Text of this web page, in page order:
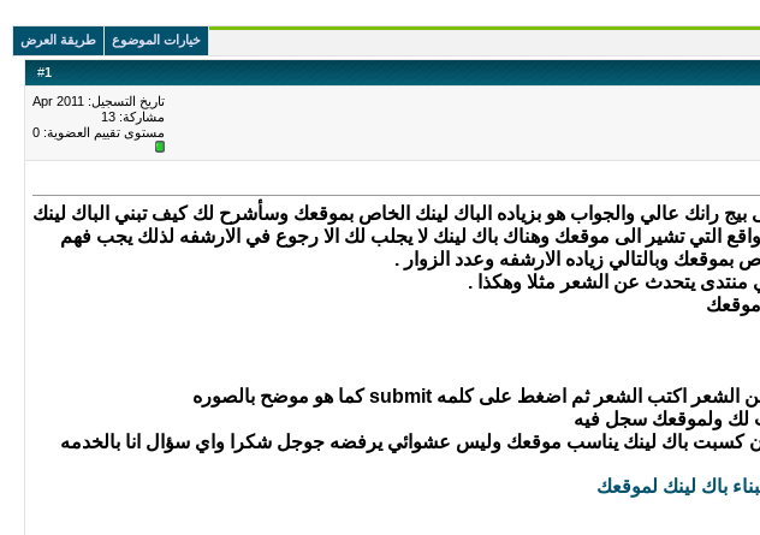
خيارات الموضوع طريقة العرض
#1
تاريخ التسجيل: Apr 2011
مشاركة: 13
مستوى تقييم العضوية: 0
رانك عالي والجواب هو بزياده الباك لينك الخاص بموقعك وسأشرح لك كيف تبني الباك لينك
التي تشير الى موقعك وهناك باك لينك لا يجلب لك الا رجوع في الارشفه لذلك يجب فهم
وبالتالي زياده الارشفه وعدد الزوار .
منتدى يتحدث عن الشعر مثلا وهكذا .
لك ولموقعك سجل فيه
باك لينك يناسب موقعك وليس عشوائي يرفضه جوجل شكرا واي سؤال انا بالخدمه
باك لينك لموقعك